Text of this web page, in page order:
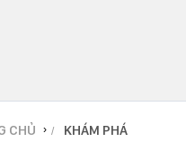
CHỦ › KHÁM PHÁ